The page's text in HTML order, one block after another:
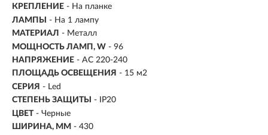
КРЕПЛЕНИЕ - На планке
ЛАМПЫ
- На 1 лампу
МАТЕРИАЛ - Металл
МОЩНОСТЬ ЛАМП, W - 96
НАПРЯЖЕНИЕ - AC 220-240
ПЛОЩАДЬ ОСВЕЩЕНИЯ - 15 м2
СЕРИЯ - Led
СТЕПЕНЬ ЗАЩИТЫ
- IP20
ЦВЕТ - Черные
ШИРИНА, ММ - 430